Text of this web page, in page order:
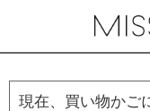
現在、買い物かご